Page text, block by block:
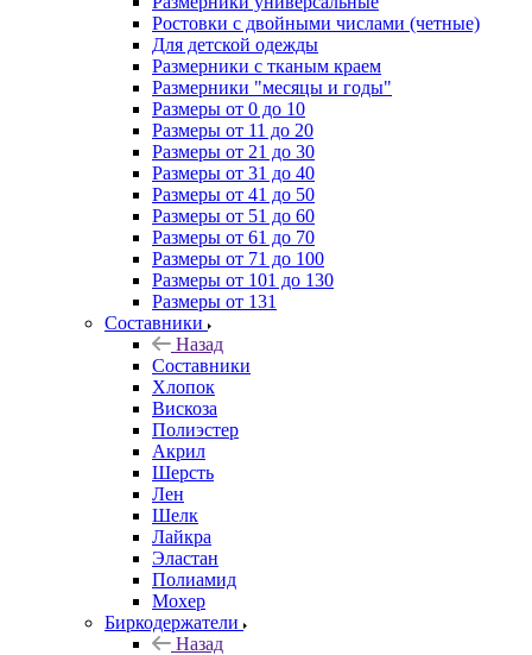
Ростовки с двойными числами (четные)
Для детской одежды
Размерники с тканым краем
Размерники "месяцы и годы"
Размеры от 0 до 10
Размеры от 11 до 20
Размеры от 21 до 30
Размеры от 31 до 40
Размеры от 41 до 50
Размеры от 51 до 60
Размеры от 61 до 70
Размеры от 71 до 100
Размеры от 101 до 130
Размеры от 131
Составники
Назад
Составники
Хлопок
Вискоза
Полиэстер
Акрил
Шерсть
Лен
Шелк
Лайкра
Эластан
Полиамид
Мохер
Биркодержатели
Назад